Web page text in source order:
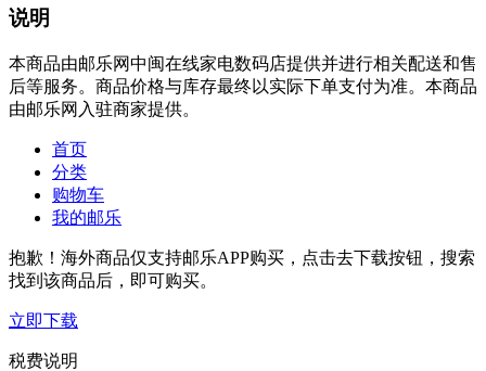
说明
本商品由邮乐网中闽在线家电数码店提供并进行相关配送和售
后等服务。商品价格与库存最终以实际下单支付为准。本商品
由邮乐网入驻商家提供。
首页
分类
购物车
我的邮乐
抱歉！海外商品仅支持邮乐APP购买，点击去下载按钮，搜索
找到该商品后，即可购买。
立即下载
税费说明